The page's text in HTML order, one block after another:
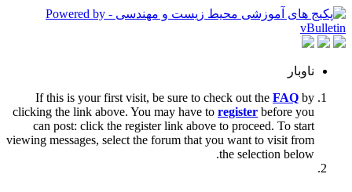
ناوبار
If this is your first visit, be sure to check out the FAQ by
clicking the link above. You may have to register before you
can post: click the register link above to proceed. To start
viewing messages, select the forum that you want to visit from
the selection below.